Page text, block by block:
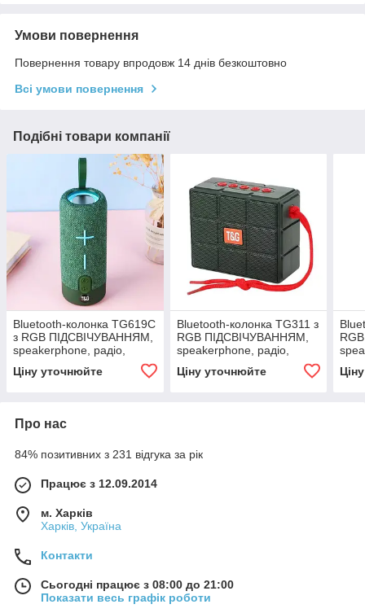
Умови повернення
Повернення товару впродовж 14 днів безкоштовно
Всі умови повернення
Подібні товари компанії
Bluetooth-колонка TG619C
з RGB ПІДСВІЧУВАННЯМ,
speakerphone, радіо,
Ціну уточнюйте
Bluetooth-колонка TG311 з
RGB ПІДСВІЧУВАННЯМ,
speakerphone, радіо,
Ціну уточнюйте
Про нас
84% позитивних з 231 відгука за рік
Працює з 12.09.2014
м. Харків
Харків, Україна
Контакти
Сьогодні працює з 08:00 до 21:00
Показати весь графік роботи